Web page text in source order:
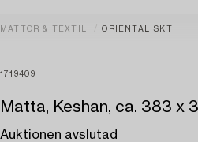
MATTOR & TEXTIL ORIENTALISKT
1719409
Matta, Keshan, ca. 383 x
Auktionen avslutad